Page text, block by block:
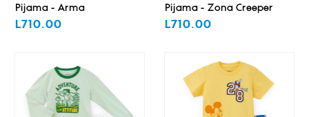
Pijama - Arma
L710.00
Pijama - Zona Creeper
L710.00